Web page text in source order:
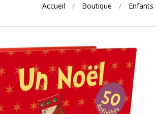
Accueil / Boutique / Enfants